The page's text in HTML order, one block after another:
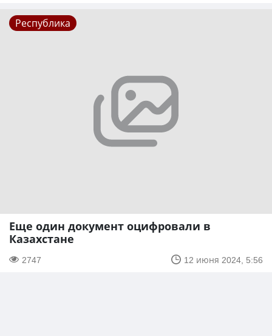
Республика
Еще один документ оцифровали в
Казахстане
2747 12 июня 2024, 5:56